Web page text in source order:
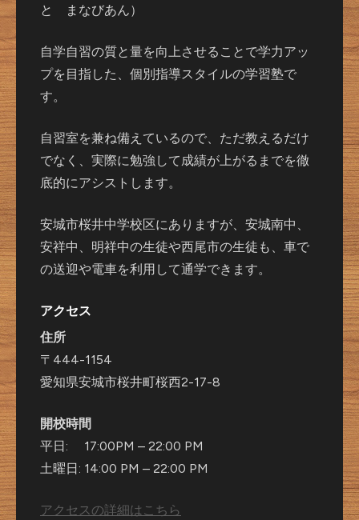
と まなびあん）
自学自習の質と量を向上させることで学力アッ
プを目指した、個別指導スタイルの学習塾で
す。
自習室を兼ね備えているので、ただ教えるだけ
でなく、実際に勉強して成績が上がるまでを徹
底的にアシストします。
安城市桜井中学校区にありますが、安城南中、
安祥中、明祥中の生徒や西尾市の生徒も、車で
の送迎や電車を利用して通学できます。
アクセス
住所
〒444-1154
愛知県安城市桜井町桜西2-17-8
開校時間
平日: 17:00PM – 22:00 PM
土曜日: 14:00 PM – 22:00 PM
アクセスの詳細はこちら